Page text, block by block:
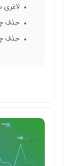
لاغری
حذف
حذف